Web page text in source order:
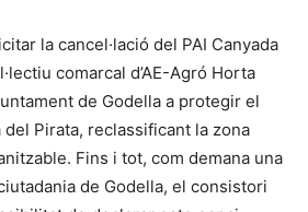
la cancel·lació del PAI Canyada
comarcal d’AE-Agró Horta
de Godella a protegir el
Pirata, reclassificant la zona
Fins i tot, com demana una
de Godella, el consistori